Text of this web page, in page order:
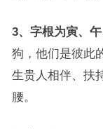
3、字根为寅、午
狗，他们是彼此
生贵人相伴、扶
腰。